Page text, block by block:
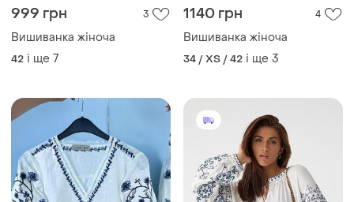
999 грн 3
Вишиванка жіноча
42 і ще 7
1140 грн 4
Вишиванка жіноча
34 / XS / 42 і ще 3